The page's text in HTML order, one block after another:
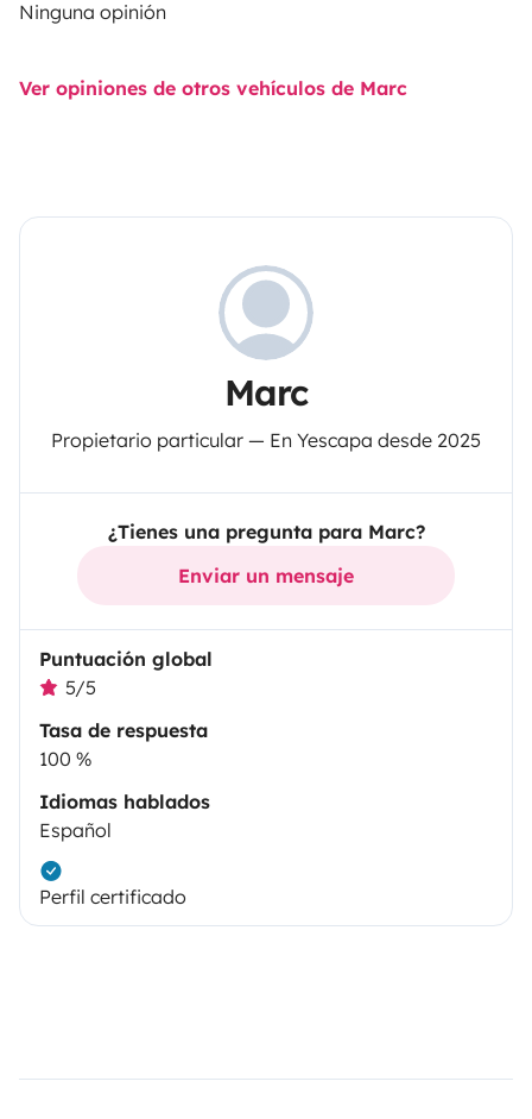
Ninguna opinión
Ver opiniones de otros vehículos de Marc
Marc
Propietario particular — En Yescapa desde 2025
¿Tienes una pregunta para Marc?
Enviar un mensaje
Puntuación global
5/5
Tasa de respuesta
100 %
Idiomas hablados
Español
Perfil certificado